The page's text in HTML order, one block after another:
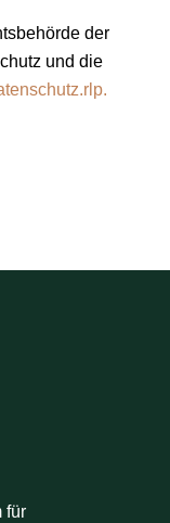
der
und die
für